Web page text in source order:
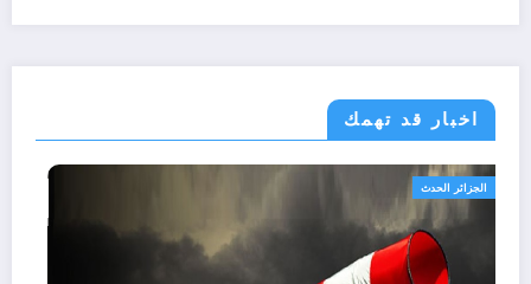
اخبار قد تهمك